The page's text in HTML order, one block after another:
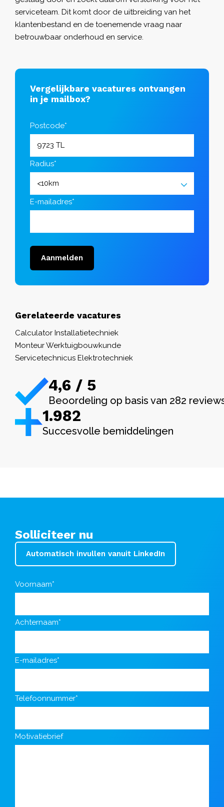
serviceteam. Dit komt door de uitbreiding van het
klantenbestand en de toenemende vraag naar
betrouwbaar onderhoud en service.
Vergelijkbare vacatures ontvangen
in je mailbox?
Postcode*
Radius*
E-mailadres*
Aanmelden
Gerelateerde vacatures
Calculator Installatietechniek
Monteur Werktuigbouwkunde
Servicetechnicus Elektrotechniek
4,6 / 5
Beoordeling op basis van 282
1.982
Succesvolle bemiddelingen
Solliciteer nu
Automatisch invullen vanuit LinkedIn
Voornaam*
Achternaam*
E-mailadres*
Telefoonnummer*
Motivatiebrief